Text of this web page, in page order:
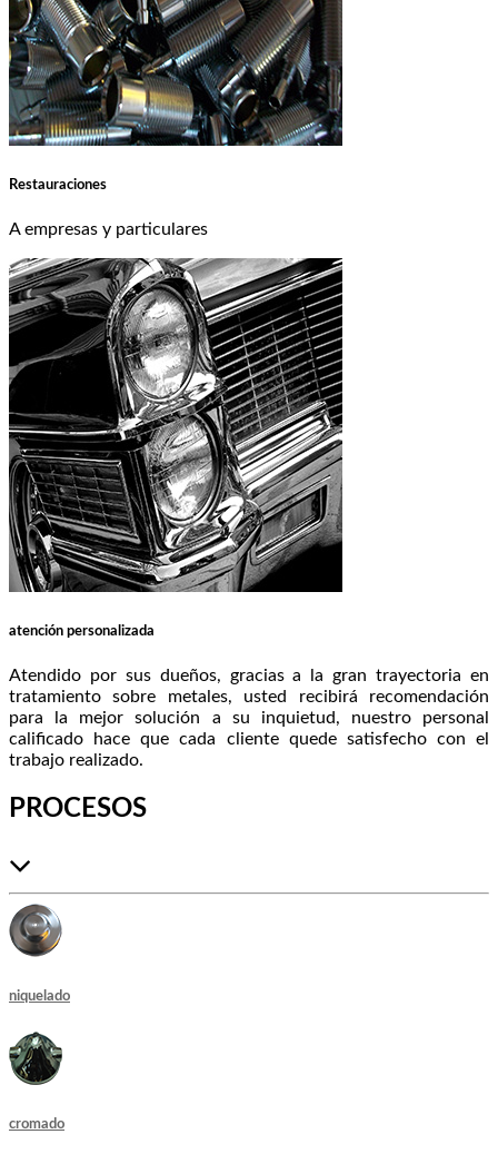
Restauraciones
A empresas y particulares
atención personalizada
Atendido por sus dueños, gracias a la gran trayectoria en
tratamiento sobre metales, usted recibirá recomendación
para la mejor solución a su inquietud, nuestro personal
calificado hace que cada cliente quede satisfecho con el
trabajo realizado.
PROCESOS
niquelado
cromado